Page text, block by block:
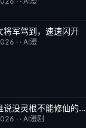
完结 4.0
将军驾到，速速闪开
· ·AI漫
完结 5.0谁说没灵根不能修仙的？之无灵证道第五季
· ·AI漫剧